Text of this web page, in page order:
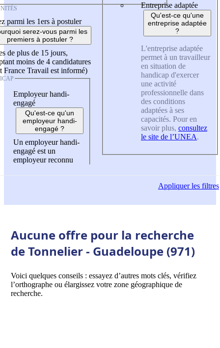
parmi les 1ers à postuler
serez-vous parmi les
premiers à postuler ?
de plus de 15 jours,
moins de 4 candidatures
France Travail est informé)
Employeur handi-
engagé
Qu'est-ce qu'un
employeur handi-
engagé ?
Un employeur handi-
engagé est un
employeur reconnu
Entreprise adaptée
Qu'est-ce qu'une
entreprise adaptée
?
L'entreprise adaptée
permet à un travailleur
en situation de
handicap d'exercer
une activité
professionnelle dans
des conditions
adaptées à ses
capacités. Pour en
savoir plus, consultez
le site de l’UNEA.
Appliquerles filtres
Aucune offre pour la recherche
de Tonnelier - Guadeloupe (971)
Voici quelques conseils : essayez d’autres mots clés, vérifiez
l’orthographe ou élargissez votre zone géographique de
recherche.